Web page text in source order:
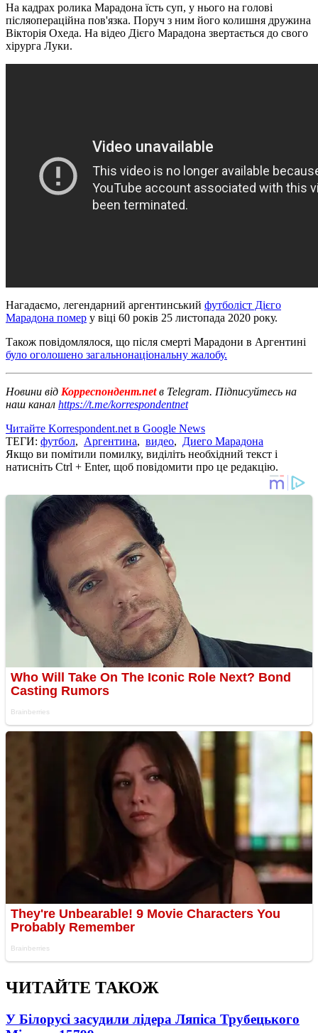
На кадрах ролика Марадона їсть суп, у нього на голові
післяопераційна пов'язка. Поруч з ним його колишня дружина
Вікторія Охеда. На відео Дієго Марадона звертається до свого
хірурга Луки.
Нагадаємо, легендарний аргентинський футболіст Дієго
Марадона помер у віці 60 років 25 листопада 2020 року.
Також повідомлялося, що після смерті Марадони в Аргентині
було оголошено загальнонаціональну жалобу.
Новини від Корреспондент.netв Telegram. Підписуйтесь на
наш канал https://t.me/korrespondentnet
Читайте Korrespondent.net в Google News
ТЕГИ: футбол, Аргентина, видео, Диего Марадона
Якщо ви помітили помилку, виділіть необхідний текст і
натисніть Ctrl + Enter, щоб повідомити про це редакцію.
ЧИТАЙТЕ ТАКОЖ
У Білорусі засудили лідера Ляпіса Трубецького